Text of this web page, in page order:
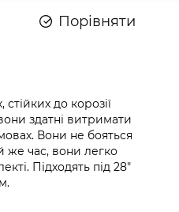
Порівняти
до корозії
здатні витримати
Вони не бояться
же час, вони легко
Підходять під 28"